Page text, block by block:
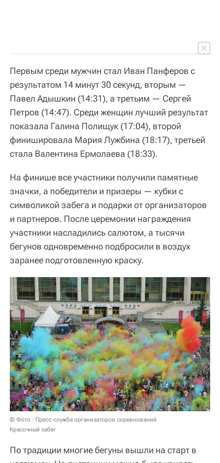
Первым среди мужчин стал Иван Панферов с
результатом 14 минут 30 секунд, вторым —
Павел Адышкин (14:31), а третьим — Сергей
Петров (14:47). Среди женщин лучший результат
показала Галина Полищук (17:04), второй
финишировала Мария Лужбина (18:17), третьей
стала Валентина Ермолаева (18:33).
На финише все участники получили памятные
значки, а победители и призеры — кубки с
символикой забега и подарки от организаторов
и партнеров. После церемонии награждения
участники насладились салютом, а тысячи
бегунов одновременно подбросили в воздух
заранее подготовленную краску.
© Фото : Пресс-служба организаторов соревнований
Красочный забег
По традиции многие бегуны вышли на старт в